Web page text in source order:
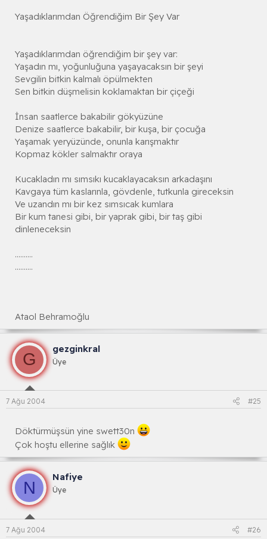
Yaşadıklarımdan Öğrendiğim Bir Şey Var
Yaşadıklarımdan öğrendiğim bir şey var:
Yaşadın mı, yoğunluğuna yaşayacaksın bir şeyi
Sevgilin bitkin kalmalı öpülmekten
Sen bitkin düşmelisin koklamaktan bir çiçeği
İnsan saatlerce bakabilir gökyüzüne
Denize saatlerce bakabilir, bir kuşa, bir çocuğa
Yaşamak yeryüzünde, onunla karışmaktır
Kopmaz kökler salmaktır oraya
Kucakladın mı sımsıkı kucaklayacaksın arkadaşını
Kavgaya tüm kaslarınla, gövdenle, tutkunla gireceksin
Ve uzandın mı bir kez sımsıcak kumlara
Bir kum tanesi gibi, bir yaprak gibi, bir taş gibi
dinleneceksin
..........
..........
Ataol Behramoğlu
G
gezginkral
Üye
7 Ağu 2004 #25
Döktürmüşsün yine swett30n
Çok hoştu ellerine sağlık
N
Nafiye
Üye
7 Ağu 2004 #26